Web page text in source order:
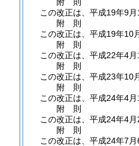
この改正は、平成19年9月
附 則
この改正は、平成19年10
附 則
この改正は、平成22年4月
附 則
この改正は、平成23年10
附 則
この改正は、平成24年4月
附 則
この改正は、平成24年4月
附 則
この改正は、平成24年7月